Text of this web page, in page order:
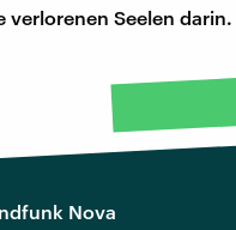
verlorenen Seelen darin.
Nova